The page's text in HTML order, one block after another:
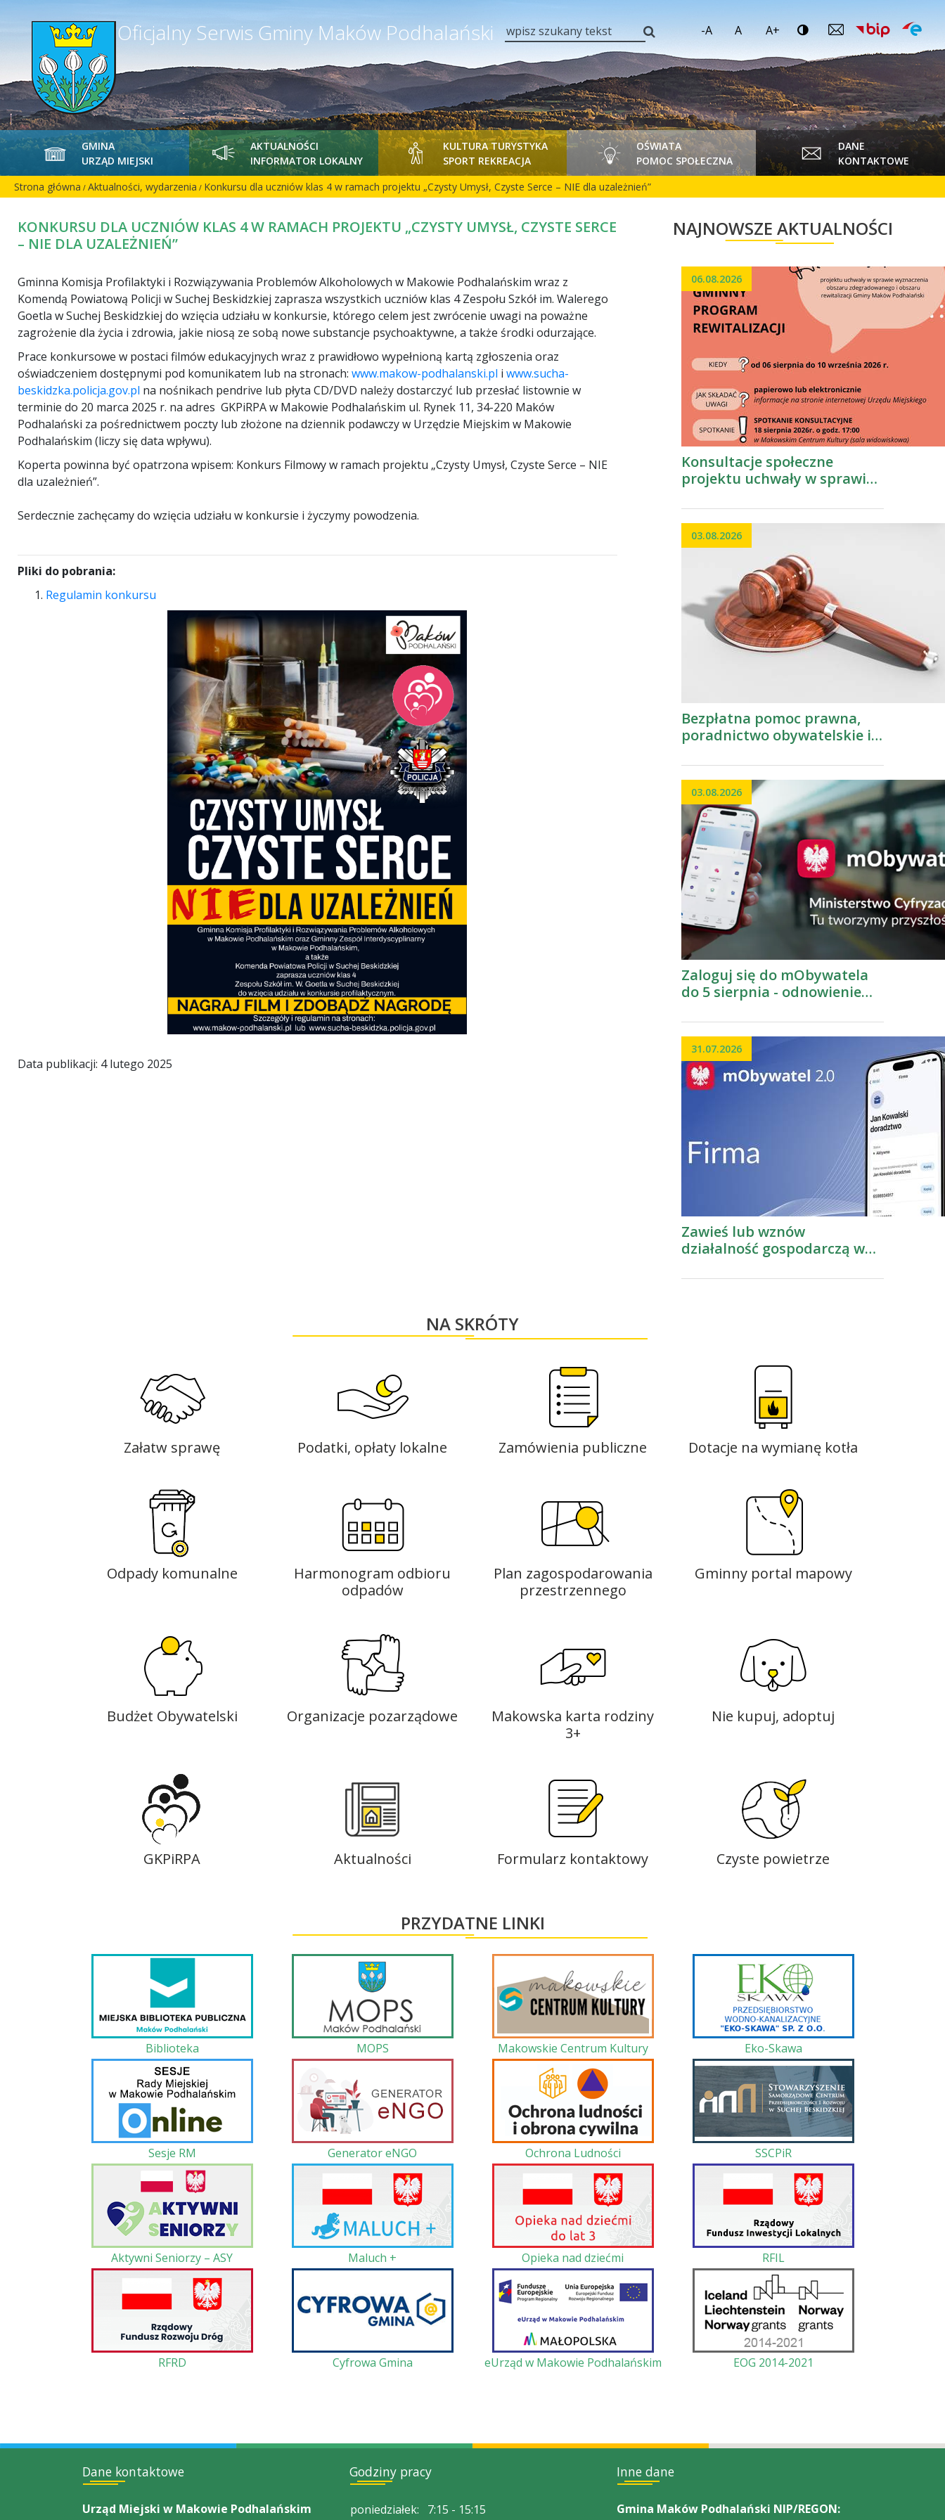
Oficjalny Serwis Gminy Maków Podhalański wpisz szukany tekst -A A A+
GMINA
URZĄD MIEJSKI
AKTUALNOŚCI
INFORMATOR LOKALNY
KULTURA TURYSTYKA
SPORT REKREACJA
OŚWIATA
POMOC SPOŁECZNA
DANE
KONTAKTOWE
Strona główna / Aktualności, wydarzenia / Konkursu dla uczniów klas 4 w ramach projektu „Czysty Umysł, Czyste Serce – NIE dla uzależnień”
KONKURSU DLA UCZNIÓW KLAS 4 W RAMACH PROJEKTU „CZYSTY UMYSŁ, CZYSTE SERCE
– NIE DLA UZALEŻNIEŃ”
Gminna Komisja Profilaktyki i Rozwiązywania Problemów Alkoholowych w Makowie Podhalańskim wraz z
Komendą Powiatową Policji w Suchej Beskidzkiej zaprasza wszystkich uczniów klas 4 Zespołu Szkół im. Walerego
Goetla w Suchej Beskidzkiej do wzięcia udziału w konkursie, którego celem jest zwrócenie uwagi na poważne
zagrożenie dla życia i zdrowia, jakie niosą ze sobą nowe substancje psychoaktywne, a także środki odurzające.
Prace konkursowe w postaci filmów edukacyjnych wraz z prawidłowo wypełnioną kartą zgłoszenia oraz
oświadczeniem dostępnymi pod komunikatem lub na stronach: www.makow-podhalanski.pl i www.sucha-
beskidzka.policja.gov.pl na nośnikach pendrive lub płyta CD/DVD należy dostarczyć lub przesłać listownie w
terminie do 20 marca 2025 r. na adres GKPiRPA w Makowie Podhalańskim ul. Rynek 11, 34-220 Maków
Podhalański za pośrednictwem poczty lub złożone na dziennik podawczy w Urzędzie Miejskim w Makowie
Podhalańskim (liczy się data wpływu).
Koperta powinna być opatrzona wpisem: Konkurs Filmowy w ramach projektu „Czysty Umysł, Czyste Serce – NIE
dla uzależnień”.
Serdecznie zachęcamy do wzięcia udziału w konkursie i życzymy powodzenia.
Pliki do pobrania:
Regulamin konkursu
Data publikacji: 4 lutego 2025
NAJNOWSZE AKTUALNOŚCI
06.08.2026
Konsultacje społeczne
projektu uchwały w sprawie
zdegradowanego i obszaru
rewitalizacji Gminy Maków
Podhalański
03.08.2026
Bezpłatna pomoc prawna,
poradnictwo obywatelskie i
03.08.2026
Zaloguj się do mObywatela
do 5 sierpnia - odnowienie
31.07.2026
Zawieś lub wznów
działalność gospodarczą w
NA SKRÓTY
Załatw sprawę Podatki, opłaty lokalne Zamówienia publiczne Dotacje na wymianę kotła
Odpady komunalne
Harmonogram odbioru
odpadów
Plan zagospodarowania
przestrzennego
Gminny portal mapowy
Budżet Obywatelski Organizacje pozarządowe
Makowska karta rodziny
3+
Nie kupuj, adoptuj
GKPiRPA Aktualności Formularz kontaktowy Czyste powietrze
PRZYDATNE LINKI
Biblioteka MOPS Makowskie Centrum Kultury Eko-Skawa
Sesje RM Generator eNGO Ochrona Ludności SSCPiR
Aktywni Seniorzy – ASY Maluch + Opieka nad dziećmi RFIL
RFRD Cyfrowa Gmina eUrząd w Makowie Podhalańskim EOG 2014-2021
Dane kontaktowe
Urząd Miejski w Makowie Podhalańskim
Godziny pracy
poniedziałek: 7:15 - 15:15
Inne dane
Gmina Maków Podhalański NIP/REGON: